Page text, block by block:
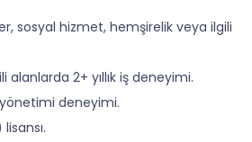
sosyal hizmet, hemşirelik veya ilgili
alanlarda 2+ yıllık iş deneyimi.
deneyimi.